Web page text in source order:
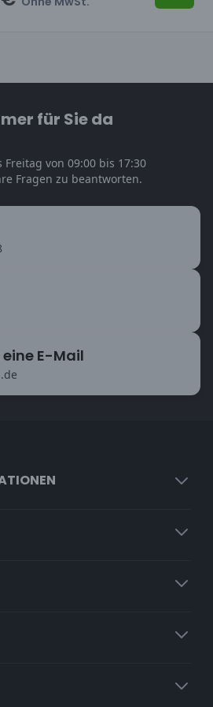
für Sie da
von 09:00 bis 17:30
Fragen zu beantworten.
eine E-Mail